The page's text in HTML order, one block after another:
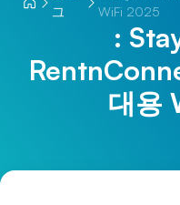
그
WiFi 2025
:
대용